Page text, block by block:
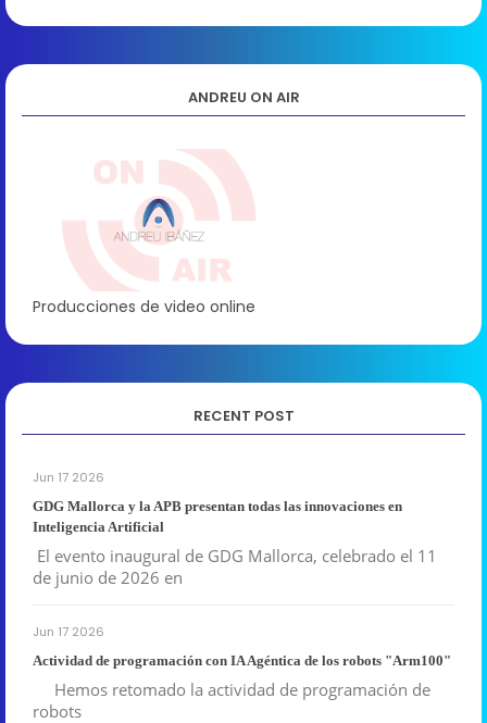
ANDREU ON AIR
Producciones de video online
RECENT POST
Jun 17 2026
GDG Mallorca y la APB presentan todas las innovaciones en
Inteligencia Artificial
El evento inaugural de GDG Mallorca, celebrado el 11
de junio de 2026 en
Jun 17 2026
Actividad de programación con IA Agéntica de los robots "Arm100"
Hemos retomado la actividad de programación de
robots